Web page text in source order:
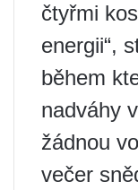
čtyřmi
energii“,
během
nadváhy
žádnou
večer